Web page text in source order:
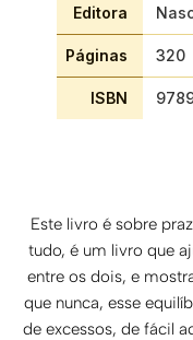
Editora
Páginas 320
ISBN
Este livro é sobre
tudo, é um livro que
entre os dois, e
que nunca, esse
de excessos, de fácil